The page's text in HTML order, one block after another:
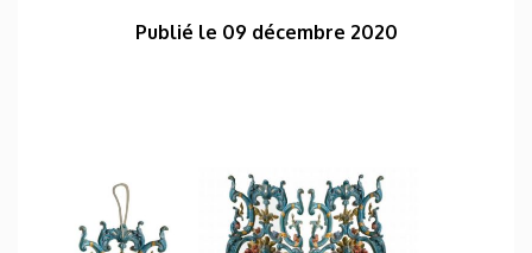
Publié le 09 décembre 2020